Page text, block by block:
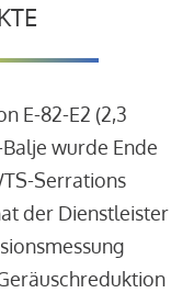
E-82-E2 (2,3
wurde Ende
Serrations
der Dienstleister